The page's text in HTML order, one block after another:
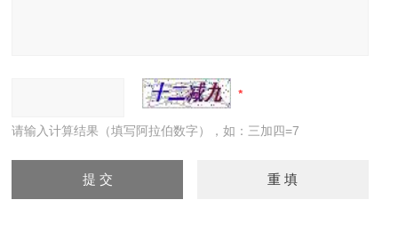
请输入计算结果（填写阿拉伯数字），如：三加四=7